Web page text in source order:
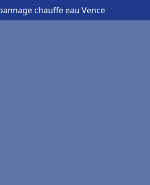
chauffe eau Vence